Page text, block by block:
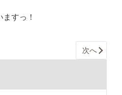
すっ！
次へ